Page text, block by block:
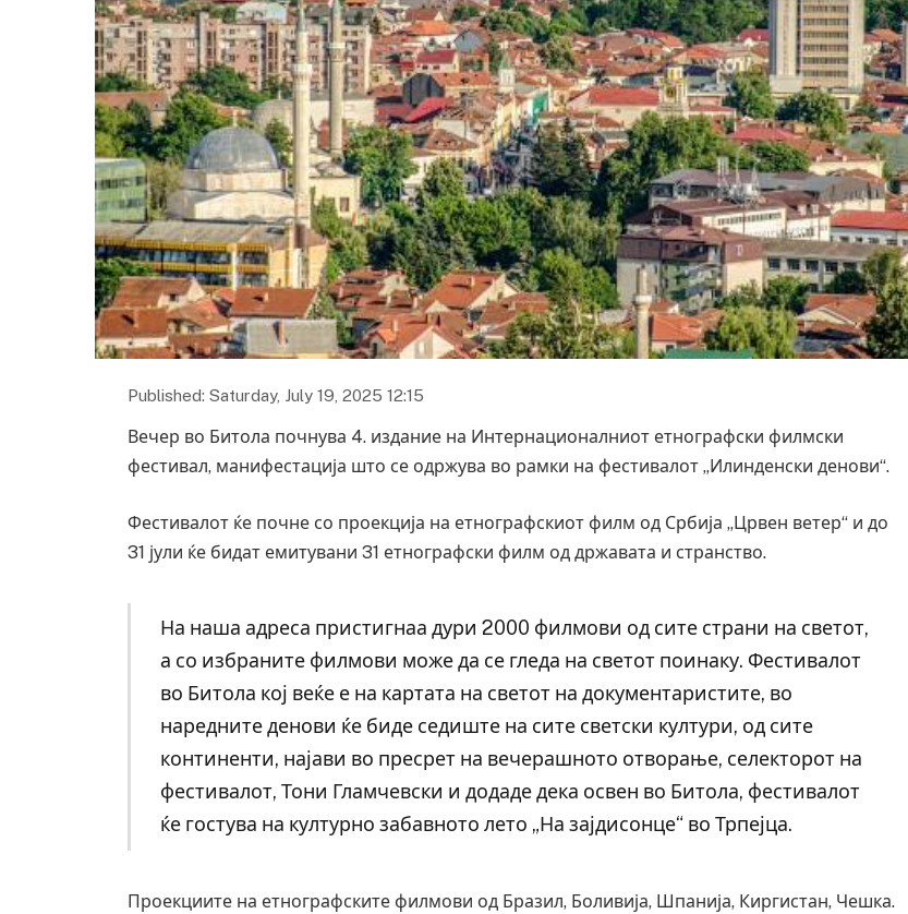
Published: Saturday, July 19, 2025 12:15
Вечер во Битола почнува 4. издание на Интернационалниот етнографски филмски
фестивал, манифестација што се одржува во рамки на фестивалот „Илинденски денови“.
Фестивалот ќе почне со проекција на етнографскиот филм од Србија „Црвен ветер“ и до
31 јули ќе бидат емитувани 31 етнографски филм од државата и странство.
На наша адреса пристигнаа дури 2000 филмови од сите страни на светот,
а со избраните филмови може да се гледа на светот поинаку. Фестивалот
во Битола кој веќе е на картата на светот на документаристите, во
наредните денови ќе биде седиште на сите светски култури, од сите
континенти, најави во пресрет на вечерашното отворање, селекторот на
фестивалот, Тони Гламчевски и додаде дека освен во Битола, фестивалот
ќе гостува на културно забавното лето „На зајдисонце“ во Трпејца.
Проекциите на етнографските филмови од Бразил, Боливија, Шпанија, Киргистан, Чешка.